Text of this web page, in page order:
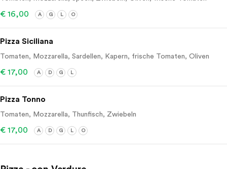
€ 16,00 A G L O
Pizza Siciliana
Tomaten, Mozzarella, Sardellen, Kapern, frische Tomaten, Oliven
€ 17,00 A D G L
Pizza Tonno
Tomaten, Mozzarella, Thunfisch, Zwiebeln
€ 17,00 A D G L O